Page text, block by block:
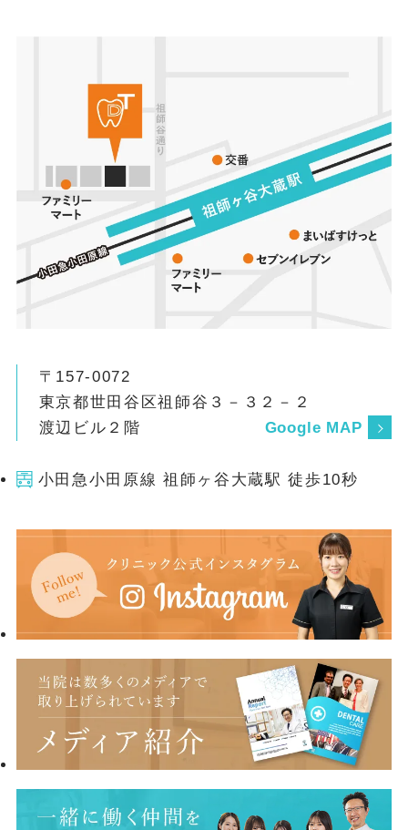
〒157-0072
東京都世田谷区祖師谷３－３２－２
渡辺ビル２階
Google MAP
小田急小田原線 祖師ヶ谷大蔵駅 徒歩10秒